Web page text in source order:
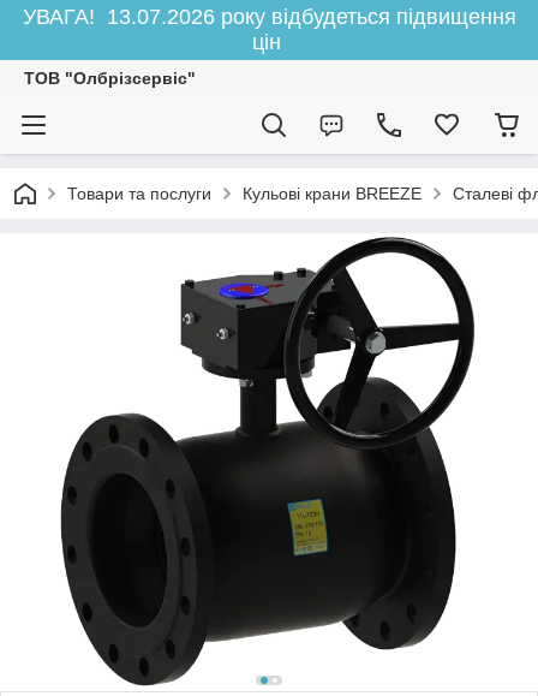
УВАГА! 13.07.2026 року відбудеться підвищення
цін
ТОВ "Олбрізсервіс"
Товари та послуги Кульові крани BREEZE Сталеві